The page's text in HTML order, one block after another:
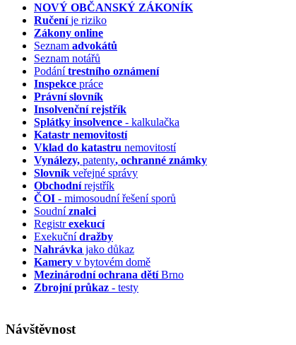
NOVÝ OBČANSKÝ ZÁKONÍK
Ručeníje riziko
Zákony online
Seznam advokátů
Seznam notářů
Podánítrestního oznámení
Inspekce práce
Právní slovník
Insolvenčnírejstřík
Splátky insolvence - kalkulačka
Katastr nemovitostí
Vklad do katastru nemovitostí
Vynálezy, patenty, ochranné známky
Slovník veřejné správy
Obchodnírejstřík
ČOI - mimosoudní řešení sporů
Soudníznalci
Registrexekucí
Exekučnídražby
Nahrávka jako důkaz
Kamery v bytovém domě
Mezinárodní ochrana dětíBrno
Zbrojní průkaz - testy
Návštěvnost